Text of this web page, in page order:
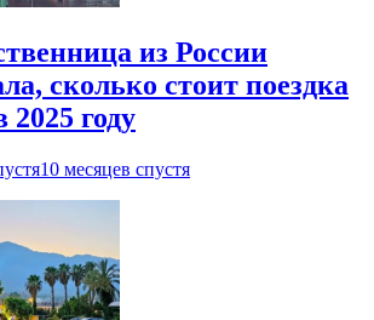
из России
сколько стоит поездка
году
10 месяцев спустя